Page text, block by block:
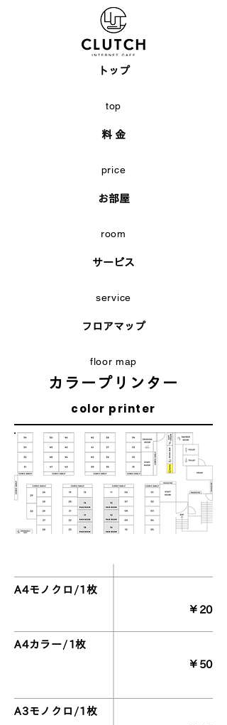
トップ
top
料 金
price
お部屋
room
サービス
service
フロアマップ
floor map
カラープリンター
color printer
A4モノクロ/1枚
​￥20
A4カラー/1枚
​￥50
A3モノクロ/1枚